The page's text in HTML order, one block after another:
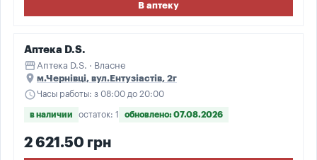
В аптеку
Аптека D.S.
storefront Аптека D.S. · Власне
place м.Чернівці, вул.Ентузіастів, 2г
scheduleЧасы работы: з 08:00 до 20:00
в наличии остаток: 1 обновлено: 07.08.2026
2 621.50 грн